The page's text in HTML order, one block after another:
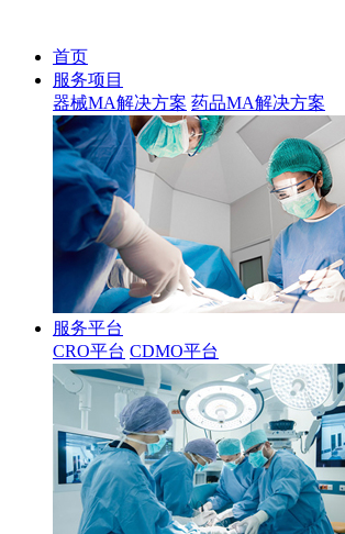
首页
服务项目
器械MA解决方案 药品MA解决方案
服务平台
CRO平台 CDMO平台